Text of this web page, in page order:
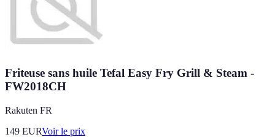
Friteuse sans huile Tefal Easy Fry Grill & Steam -
FW2018CH
Rakuten FR
149 EURVoir le prix